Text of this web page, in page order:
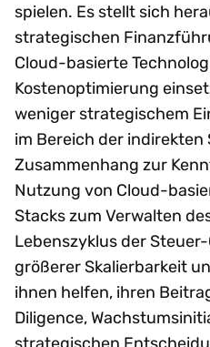
spielen. Es stellt sich
strategischen
Cloud-basierte
Kostenoptimierung
weniger strategischem
im Bereich der indirekten
Zusammenhang zur
Nutzung von Cloud-
Stacks zum Verwalten
Lebenszyklus der
größerer Skalierbarkeit
ihnen helfen, ihren
Diligence,
strategischen